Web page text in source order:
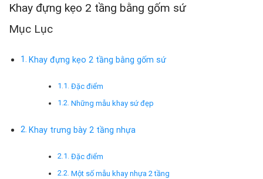
Khay đựng kẹo 2 tầng bằng gốm sứ
Mục Lục
Khay đựng kẹo 2 tầng bằng gốm sứ
Đặc điểm
Những mẫu khay sứ đẹp
Khay trưng bày 2 tầng nhựa
Đặc điểm
Một số mẫu khay nhựa 2 tầng